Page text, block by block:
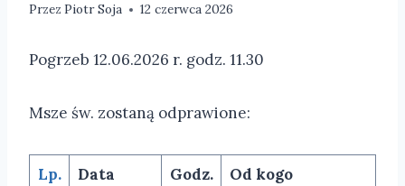
Przez Piotr Soja 12 czerwca 2026
Pogrzeb 12.06.2026 r. godz. 11.30
Msze św. zostaną odprawione:
Lp. Data Godz. Od kogo